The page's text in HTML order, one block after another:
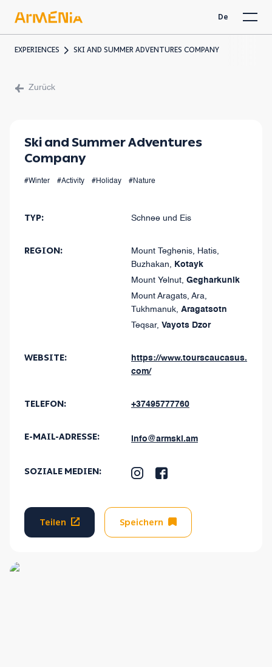
De
EXPERIENCES SKI AND SUMMER ADVENTURES COMPANY
Zurück
Ski and Summer Adventures
Company
#Winter #Activity #Holiday #Nature
TYP: Schnee und Eis
REGION:
Mount Teghenis, Hatis,
Buzhakan, Kotayk
Mount Yelnut, Gegharkunik
Mount Aragats, Ara,
Tukhmanuk, Aragatsotn
Teqsar, Vayots Dzor
WEBSITE:
https://www.tourscaucasus.
com/
TELEFON: +37495777760
E-MAIL-ADRESSE: info@armski.am
SOZIALE MEDIEN:
Teilen Speichern